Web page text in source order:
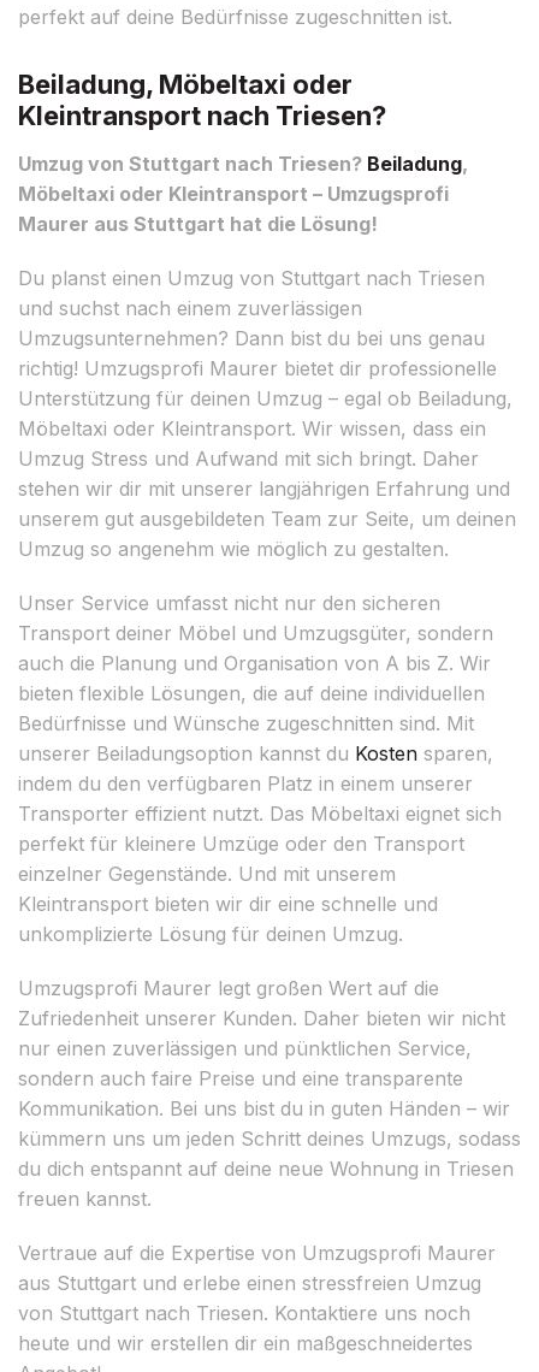
perfekt auf deine Bedürfnisse zugeschnitten ist.
Beiladung, Möbeltaxi oder
Kleintransport nach Triesen?
Umzug von Stuttgart nach Triesen? Beiladung,
Möbeltaxi oder Kleintransport – Umzugsprofi
Maurer aus Stuttgart hat die Lösung!
Du planst einen Umzug von Stuttgart nach Triesen
und suchst nach einem zuverlässigen
Umzugsunternehmen? Dann bist du bei uns genau
richtig! Umzugsprofi Maurer bietet dir professionelle
Unterstützung für deinen Umzug – egal ob Beiladung,
Möbeltaxi oder Kleintransport. Wir wissen, dass ein
Umzug Stress und Aufwand mit sich bringt. Daher
stehen wir dir mit unserer langjährigen Erfahrung und
unserem gut ausgebildeten Team zur Seite, um deinen
Umzug so angenehm wie möglich zu gestalten.
Unser Service umfasst nicht nur den sicheren
Transport deiner Möbel und Umzugsgüter, sondern
auch die Planung und Organisation von A bis Z. Wir
bieten flexible Lösungen, die auf deine individuellen
Bedürfnisse und Wünsche zugeschnitten sind. Mit
unserer Beiladungsoption kannst du Kosten sparen,
indem du den verfügbaren Platz in einem unserer
Transporter effizient nutzt. Das Möbeltaxi eignet sich
perfekt für kleinere Umzüge oder den Transport
einzelner Gegenstände. Und mit unserem
Kleintransport bieten wir dir eine schnelle und
unkomplizierte Lösung für deinen Umzug.
Umzugsprofi Maurer legt großen Wert auf die
Zufriedenheit unserer Kunden. Daher bieten wir nicht
nur einen zuverlässigen und pünktlichen Service,
sondern auch faire Preise und eine transparente
Kommunikation. Bei uns bist du in guten Händen – wir
kümmern uns um jeden Schritt deines Umzugs, sodass
du dich entspannt auf deine neue Wohnung in Triesen
freuen kannst.
Vertraue auf die Expertise von Umzugsprofi Maurer
aus Stuttgart und erlebe einen stressfreien Umzug
von Stuttgart nach Triesen. Kontaktiere uns noch
heute und wir erstellen dir ein maßgeschneidertes